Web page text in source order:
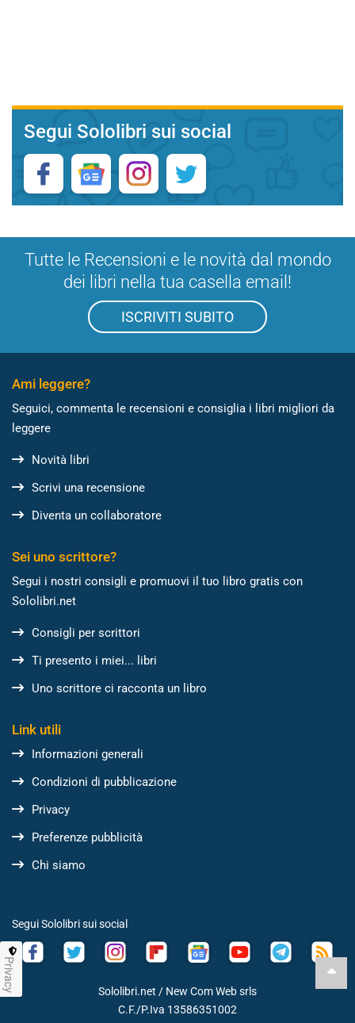
Segui Sololibri sui social
Tutte le Recensioni e le novità dal mondo
dei libri nella tua casella email!
ISCRIVITI SUBITO
Ami leggere?
Seguici, commenta le recensioni e consiglia i libri migliori da
leggere
Novità libri
Scrivi una recensione
Diventa un collaboratore
Sei uno scrittore?
Segui i nostri consigli e promuovi il tuo libro gratis con
Sololibri.net
Consigli per scrittori
Ti presento i miei... libri
Uno scrittore ci racconta un libro
Link utili
Informazioni generali
Condizioni di pubblicazione
Privacy
Preferenze pubblicità
Chi siamo
Segui Sololibri sui social
Sololibri.net / New Com Web srls
C.F./P.Iva 13586351002
Privacy